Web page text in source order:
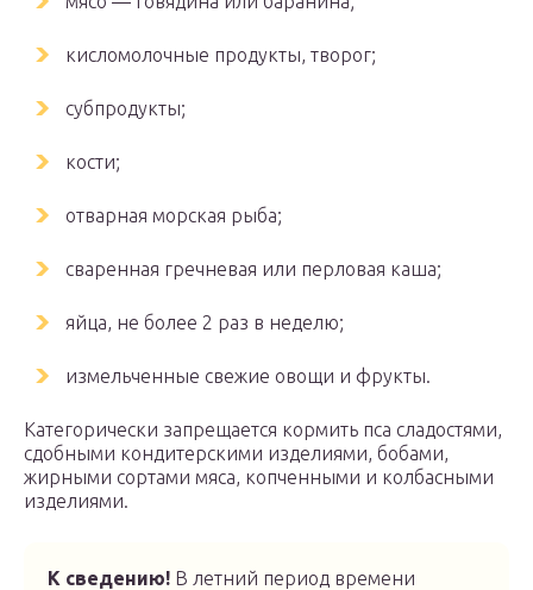
кисломолочные продукты, творог;
субпродукты;
кости;
отварная морская рыба;
сваренная гречневая или перловая каша;
яйца, не более 2 раз в неделю;
измельченные свежие овощи и фрукты.
Категорически запрещается кормить пса сладостями,
сдобными кондитерскими изделиями, бобами,
жирными сортами мяса, копченными и колбасными
изделиями.
К сведению! В летний период времени